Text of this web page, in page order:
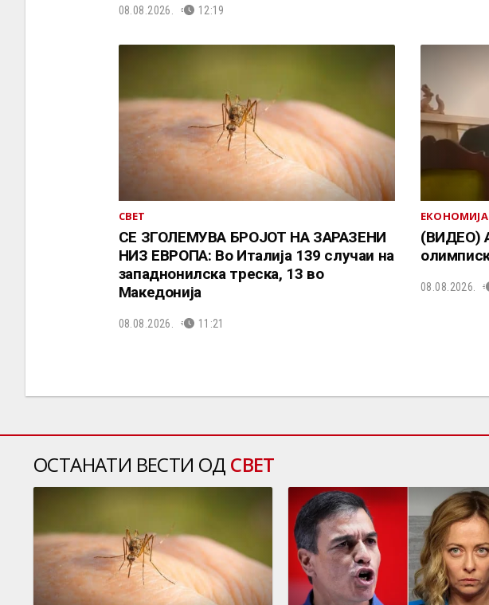
08.08.2026. 12:19
СВЕТ
СЕ ЗГОЛЕМУВА БРОЈОТ НА ЗАРАЗЕНИ
НИЗ ЕВРОПА: Во Италија 139 случаи на
западнонилска треска, 13 во
Македонија
08.08.2026. 11:21
ЕКОНОМИЈА
(ВИДЕО)
08.08.2026.
ОСТАНАТИ ВЕСТИ ОД СВЕТ